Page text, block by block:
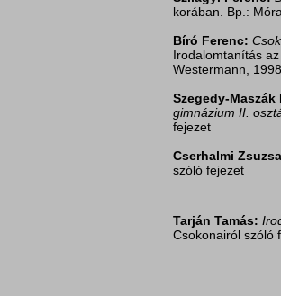
korában. Bp.:
Bíró Ferenc:
Irodalomtanítás
Westermann,
Szegedy-
gimnázium II.
fejezet
Cserhalmi
szóló fejezet
Tarján Tamás:
Csokonairól szóló